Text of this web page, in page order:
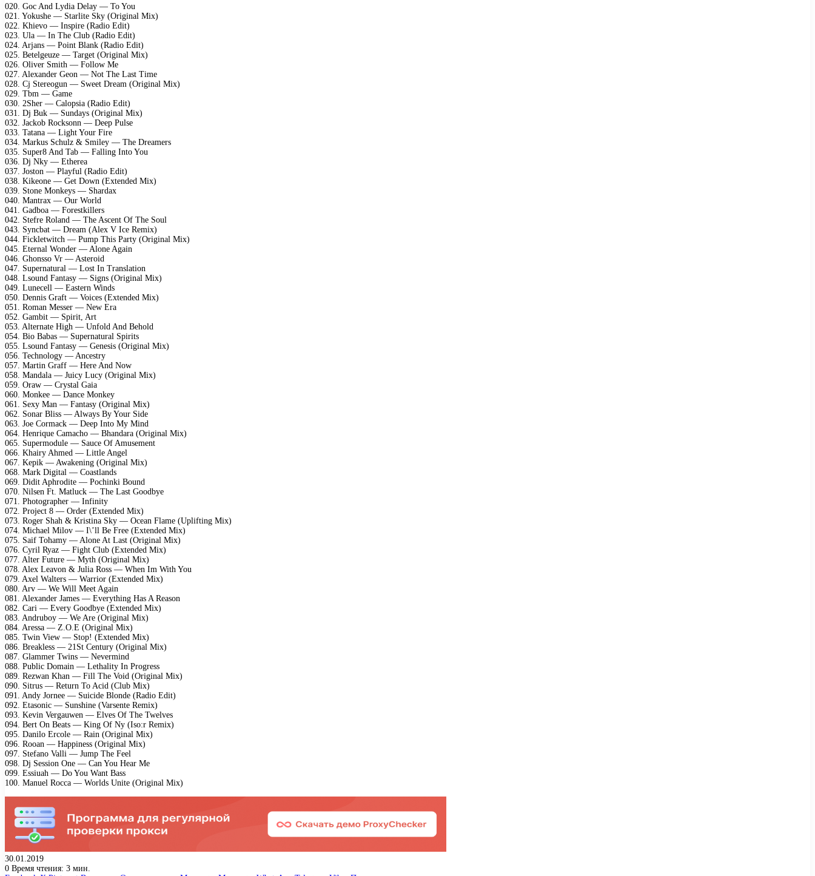
020. Goc And Lydia Delay — To You
021. Yokushe — Starlite Sky (Original Mix)
022. Khievo — Inspire (Radio Edit)
023. Ula — In The Club (Radio Edit)
024. Arjans — Point Blank (Radio Edit)
025. Betelgeuze — Target (Original Mix)
026. Oliver Smith — Follow Me
027. Alexander Geon — Not The Last Time
028. Cj Stereogun — Sweet Dream (Original Mix)
029. Tbm — Game
030. 2Sher — Calopsia (Radio Edit)
031. Dj Buk — Sundays (Original Mix)
032. Jackob Rocksonn — Deep Pulse
033. Tatana — Light Your Fire
034. Markus Schulz & Smiley — The Dreamers
035. Super8 And Tab — Falling Into You
036. Dj Nky — Etherea
037. Joston — Playful (Radio Edit)
038. Kikeone — Get Down (Extended Mix)
039. Stone Monkeys — Shardax
040. Mantrax — Our World
041. Gadboa — Forestkillers
042. Stefre Roland — The Ascent Of The Soul
043. Syncbat — Dream (Alex V Ice Remix)
044. Fickletwitch — Pump This Party (Original Mix)
045. Eternal Wonder — Alone Again
046. Ghonsso Vr — Asteroid
047. Supernatural — Lost In Translation
048. Lsound Fantasy — Signs (Original Mix)
049. Lunecell — Eastern Winds
050. Dennis Graft — Voices (Extended Mix)
051. Roman Messer — New Era
052. Gambit — Spirit, Art
053. Alternate High — Unfold And Behold
054. Bio Babas — Supernatural Spirits
055. Lsound Fantasy — Genesis (Original Mix)
056. Technology — Ancestry
057. Martin Graff — Here And Now
058. Mandala — Juicy Lucy (Original Mix)
059. Oraw — Crystal Gaia
060. Monkee — Dance Monkey
061. Sexy Man — Fantasy (Original Mix)
062. Sonar Bliss — Always By Your Side
063. Joe Cormack — Deep Into My Mind
064. Henrique Camacho — Bhandara (Original Mix)
065. Supermodule — Sauce Of Amusement
066. Khairy Ahmed — Little Angel
067. Kepik — Awakening (Original Mix)
068. Mark Digital — Coastlands
069. Didit Aphrodite — Pochinki Bound
070. Nilsen Ft. Matluck — The Last Goodbye
071. Photographer — Infinity
072. Project 8 — Order (Extended Mix)
073. Roger Shah & Kristina Sky — Ocean Flame (Uplifting Mix)
074. Michael Milov — I\’ll Be Free (Extended Mix)
075. Saif Tohamy — Alone At Last (Original Mix)
076. Cyril Ryaz — Fight Club (Extended Mix)
077. Alter Future — Myth (Original Mix)
078. Alex Leavon & Julia Ross — When Im With You
079. Axel Walters — Warrior (Extended Mix)
080. Arv — We Will Meet Again
081. Alexander James — Everything Has A Reason
082. Cari — Every Goodbye (Extended Mix)
083. Andruboy — We Are (Original Mix)
084. Aressa — Z.O.E (Original Mix)
085. Twin View — Stop! (Extended Mix)
086. Breakless — 21St Century (Original Mix)
087. Glammer Twins — Nevermind
088. Public Domain — Lethality In Progress
089. Rezwan Khan — Fill The Void (Original Mix)
090. Sitrus — Return To Acid (Club Mix)
091. Andy Jornee — Suicide Blonde (Radio Edit)
092. Etasonic — Sunshine (Varsente Remix)
093. Kevin Vergauwen — Elves Of The Twelves
094. Bert On Beats — King Of Ny (Iso:r Remix)
095. Danilo Ercole — Rain (Original Mix)
096. Rooan — Happiness (Original Mix)
097. Stefano Valli — Jump The Feel
098. Dj Session One — Can You Hear Me
099. Essiuah — Do You Want Bass
100. Manuel Rocca — Worlds Unite (Original Mix)
30.01.2019
0 Время чтения: 3 мин.